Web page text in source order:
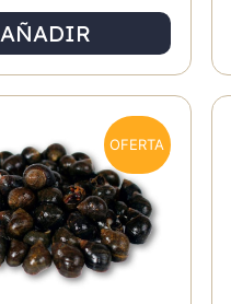
AÑADIR
OFERTA